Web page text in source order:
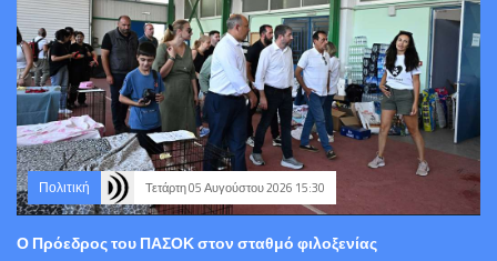
Πολιτική Τετάρτη 05 Αυγούστου 2026 15:30
Ο Πρόεδρος του ΠΑΣΟΚ στον σταθμό φιλοξενίας